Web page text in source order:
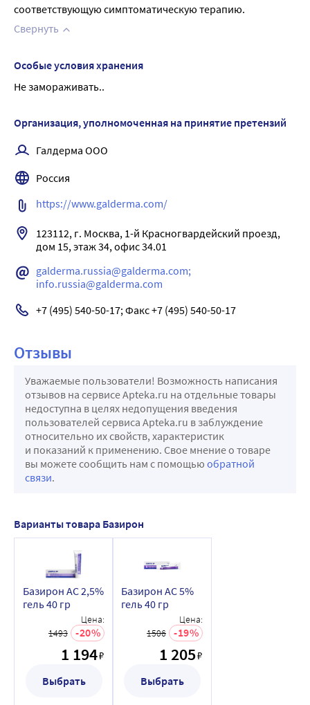
соответствующую симптоматическую терапию.
Свернуть
Особые условия хранения
Не замораживать..
Организация, уполномоченная на принятие претензий
Галдерма ООО
Россия
https://www.galderma.com/
123112, г. Москва, 1-й Красногвардейский проезд,
galderma.russia@galderma.com;
info.russia@galderma.com
+7 (495) 540-50-17; Факс +7 (495) 540-50-17
Отзывы
Уважаемые пользователи! Возможность написания
отзывов на сервисе Apteka.ru на отдельные товары
недоступна в целях недопущения введения
пользователей сервиса Apteka.ru в заблуждение
относительно их свойств, характеристик
и показаний к применению. Свое мнение о товаре
вы можете сообщить нам с помощью обратной
связи.
Варианты товара Базирон
Базирон АС 2,5%
гель 40 гр
Цена:
1493
20
1 194₽
Выбрать
Базирон АС 5%
гель 40 гр
Цена:
1506
19
1 205₽
Выбрать